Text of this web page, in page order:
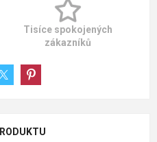
Tisíce spokojených
zákazníků